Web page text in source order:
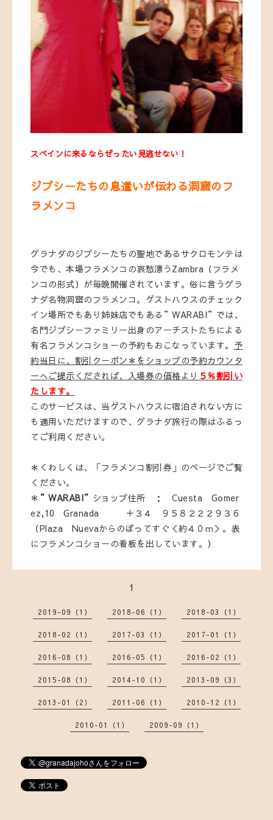
スペインに来るならぜったい見逃せない！
ジプシーたちの息遣いが伝わる洞窟のフ
ラメンコ
グラナダのジプシーたちの聖地であるサクロモンテは
今でも、本場フラメンコの哀愁漂うZambra（フラメ
ンコの形式）が毎晩開催されています。俗に言うグラ
ナダ名物洞窟のフラメンコ。ゲストハウスのチェック
イン場所でもあり姉妹店でもある”WARABI”では、
名門ジプシーファミリー出身のアーチストたちによる
有名フラメンコショーの予約もおこなっています。 予
約当日に、割引クーポン＊をショップの予約カウンタ
ーへご提示くだされば、入場券の価格より ５％割引い
たします。
このサービスは、当ゲストハウスに宿泊されない方に
も適用いただけますので、グラナダ旅行の際はふるっ
てご利用ください。
＊くわしくは、「フラメンコ割引券」のページでご覧
ください。
＊ ”WARABI” ショップ住所 ： Cuesta Gomer
ez,10 Granada ＋３４ ９５８２２２９３６
（Plaza Nuevaからのぼってすぐ＜約４０ｍ＞。表
にフラメンコショーの看板を出しています。）
1
2019-09（1） 2018-06（1） 2018-03（1）
2018-02（1） 2017-03（1） 2017-01（1）
2016-08（1） 2016-05（1） 2016-02（1）
2015-08（1） 2014-10（1） 2013-09（3）
2013-01（2） 2011-06（1） 2010-12（1）
2010-01（1） 2009-09（1）